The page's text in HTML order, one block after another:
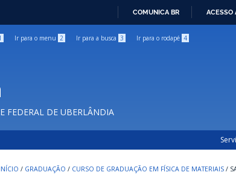
COMUNICA BR ACESSO
Ir para o menu 2 Ir para a busca 3 Ir para o rodapé 4
FEDERAL DE UBERLÂNDIA
INÍCIO / GRADUAÇÃO / CURSO DE GRADUAÇÃO EM FÍSICA DE MATERIAIS /